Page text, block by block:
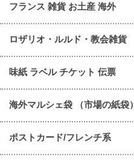
フランス 雑貨 お土産 海外
ロザリオ・ルルド・教会雑貨
味紙 ラベル チケット 伝票
海外マルシェ袋 （市場の紙袋）
ポストカード/フレンチ系